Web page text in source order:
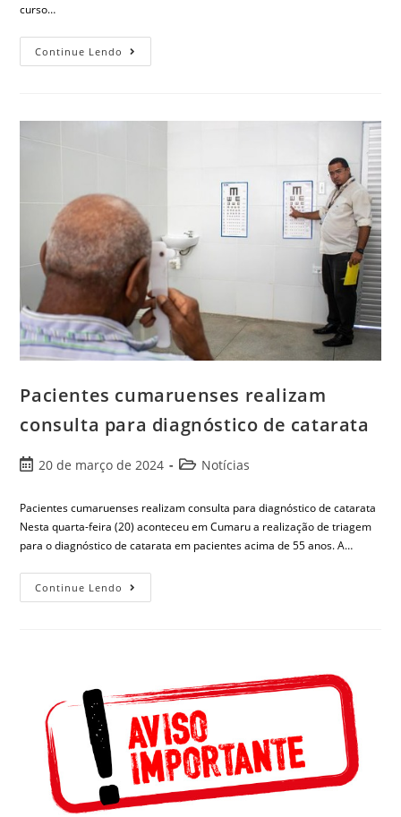
curso…
Continue Lendo
Pacientes cumaruenses realizam
consulta para diagnóstico de catarata
20 de março de 2024 Notícias
Pacientes cumaruenses realizam consulta para diagnóstico de catarata
Nesta quarta-feira (20) aconteceu em Cumaru a realização de triagem
para o diagnóstico de catarata em pacientes acima de 55 anos. A…
Continue Lendo